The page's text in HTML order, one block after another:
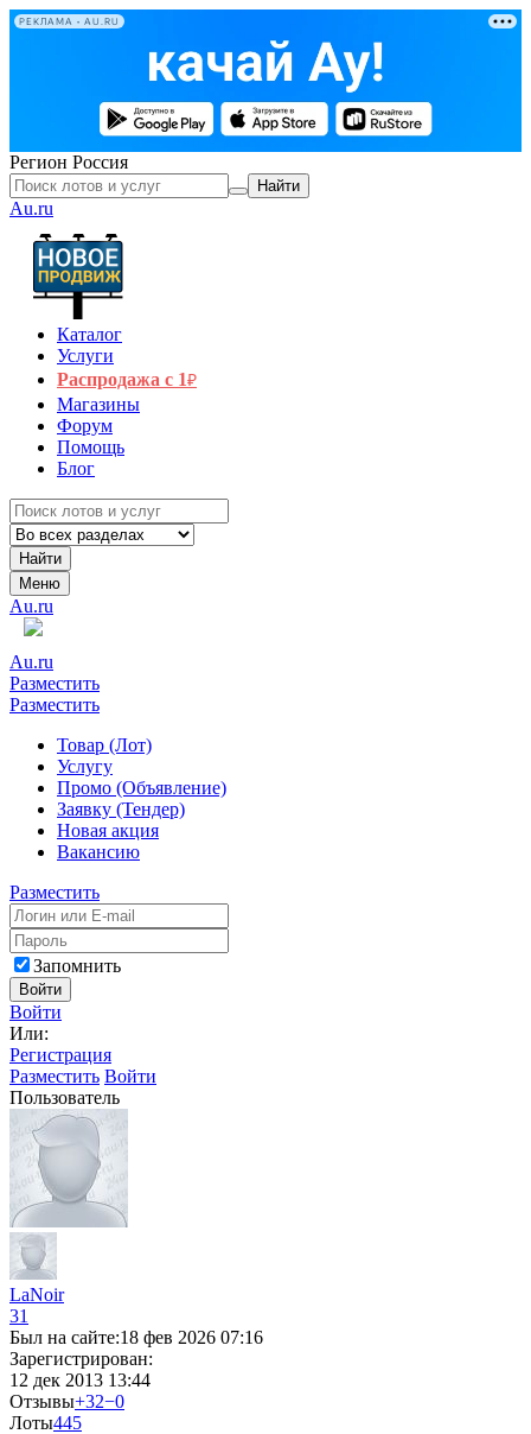
РЕКЛАМА • AU.RU
Регион Россия
Найти
Au.ru
Каталог
Услуги
Распродажа с 1₽
Магазины
Форум
Помощь
Блог
Найти
Меню
Au.ru
Au.ru
Разместить
Разместить
Товар (Лот)
Услугу
Промо (Объявление)
Заявку (Тендер)
Новая акция
Вакансию
Разместить
Запомнить
Войти
Войти
Или:
Регистрация
Разместить Войти
Пользователь
LaNoir
31
Был на сайте:18 фев 2026 07:16
Зарегистрирован:
12 дек 2013 13:44
Отзывы+32−0
Лоты445